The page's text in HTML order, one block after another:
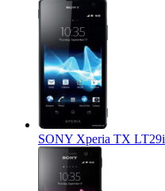
SONY Xperia TX LT29i